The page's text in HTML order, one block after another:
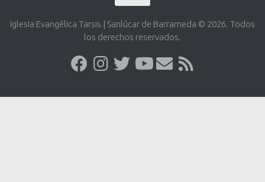
Iglesia Evangélica Tarsis | Sanlúcar de Barrameda © 2026. Todos
los derechos reservados.